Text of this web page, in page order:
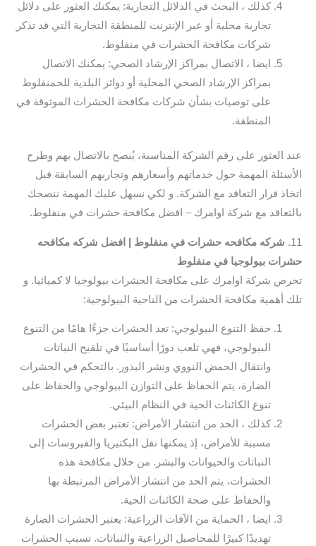
كذلك ، البحث في الدلائل التجارية: يمكنك العثور على دلائل
تجارية محلية أو عبر الإنترنت للمنطقة التجارية التي قد تذكر
شركات مكافحة الحشرات في منفلوط.
ايضا ، الاتصال بمراكز الإرشاد الصحي: يمكنك الاتصال
بمراكز الإرشاد الصحي المحلية أو دوائر البلدية للحمنفلوط
على توصيات بشأن شركات مكافحة الحشرات الموثوقة في
المنطقة.
عند العثور على رقم الشركة المناسبة، يُنصح بالاتصال بهم وطرح
الأسئلة المهمة حول خدماتهم وأسعارهم وتجاربهم السابقة قبل
اتخاذ قرار التعاقد مع الشركة. و لكي نسهل عليك المهمة ننصحك
بالتعاقد مع شركة اوامرك – افضل مكافحة حشرات في منفلوط.
11.
شركه مكافحه حشرات في منفلوط | افضل شركه مكافحه
حشرات بيولوجيا في منفلوط
تحرص شركة اوامرك على مكافحة الحشرات بيولوجيا لا كميائيا. و
تلك أهمية مكافحة الحشرات من الناحية البيولوجية:
حفظ التنوع البيولوجي: تعد الحشرات جزءًا هامًا من التنوع
البيولوجي، فهي تلعب دورًا أساسيًا في تلقيح النباتات
وانتقال الحمض النووي ونشر البذور. بالتحكم في الحشرات
الضارة، يتم الحفاظ على التوازن البيولوجي والحفاظ على
تنوع الكائنات الحية في النظام البيئي.
كذلك ، الحد من انتشار الأمراض: تعتبر بعض الحشرات
مسببة للأمراض، إذ يمكنها نقل البكتيريا والفيروسات إلى
النباتات والحيوانات والبشر. من خلال مكافحة هذه
الحشرات، يتم الحد من انتشار الأمراض المرتبطة بها
والحفاظ على صحة الكائنات الحية.
ايضا ، الحماية من الآفات الزراعية: يعتبر الحشرات الضارة
تهديدًا كبيرًا للمحاصيل الزراعية والنباتات. تسبب الحشرات